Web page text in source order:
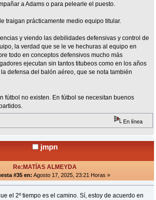
a Adams o para pelearle el puesto.
traigan prácticamente medio equipo titular.
y viendo las debilidades defensivas y control de
la verdad que se le ve hechuras al equipo en
todo en conceptos defensivos mucho más
ejecutan sin tantos titubeos como en los años
defensa del balón aéreo, que se nota también
fútbol no existen. En fútbol se necesitan buenos
En línea
jmpn
Re:MATÍAS ALMEYDA
#35 en: Agosto 17, 2025, 23:21 Horas »
el 2º tiempo es el camino. Sí, estoy de acuerdo en